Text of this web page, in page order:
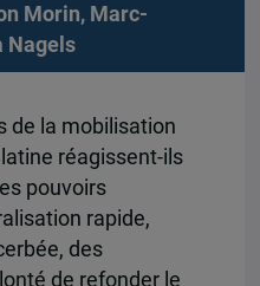
Morin, Marc-
Nagels
de la mobilisation
réagissent-ils
pouvoirs
rapide,
des
de refonder le